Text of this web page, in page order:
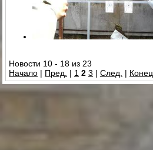
Новости 10 - 18 из 23
Начало | Пред. | 1 2 3 | След. | Конец